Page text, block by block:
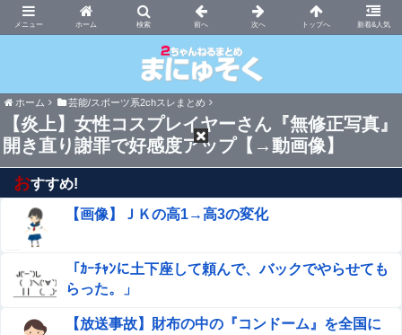
ホーム 新着&人気
まにゅそく 2chまとめニュース速報VIP
ホーム 芸能/スポーツ系2chスレまとめ
【炎上】女性コスプレイヤーさん『無修正写真』
開き直り謝罪で好感度アップ【→動画像】
おすすめ!
【画像】ＪＫの高1→高3の変化
「ｶｰﾁｬﾝに土下座して頼んで、バックでやらせても
らった。」
【放送事故】財布の中の『コンドーム』を全国に